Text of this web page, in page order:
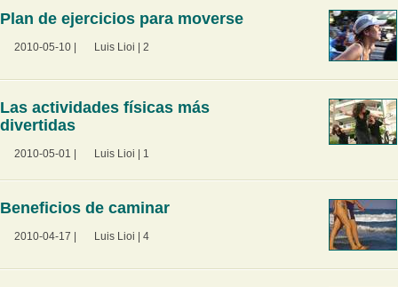
Plan de ejercicios para moverse
2010-05-10 Luis Lioi 2
Las actividades físicas más
divertidas
2010-05-01 Luis Lioi 1
Beneficios de caminar
2010-04-17 Luis Lioi 4